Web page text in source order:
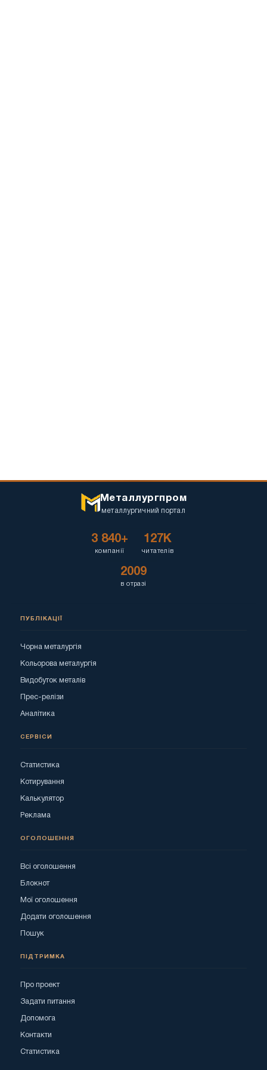
Металлургпром
металлургичний портал
3 840+
компанії
127K
читателів
2009
в отразі
ПУБЛІКАЦІЇ
Чорна металургія
Кольорова металургія
Видобуток металів
Прес-релізи
Аналітика
СЕРВІСИ
Статистика
Котирування
Калькулятор
Реклама
ОГОЛОШЕННЯ
Всі оголошення
Блокнот
Мої оголошення
Додати оголошення
Пошук
ПІДТРИМКА
Про проект
Задати питання
Допомога
Контакти
Статистика